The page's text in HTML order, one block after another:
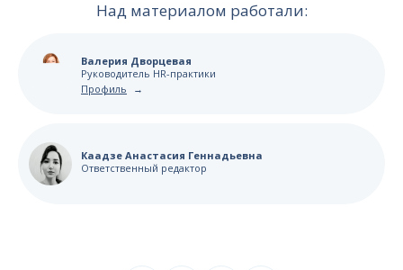
Над материалом работали:
Валерия Дворцевая
Руководитель HR-практики
Профиль
Каадзе Анастасия Геннадьевна
Ответственный редактор